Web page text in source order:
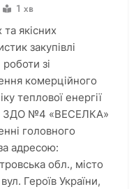
1 хв
та якісних
закупівлі
зі
комерційного
теплової енергії
ЗДО №4 «ВЕСЕЛКА»
головного
адресою:
обл., місто
Героїв України,